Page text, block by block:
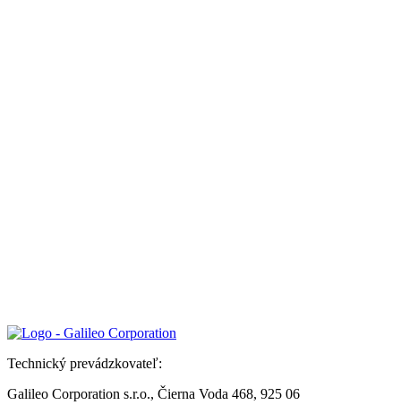
Technický prevádzkovateľ:
Galileo Corporation s.r.o., Čierna Voda 468, 925 06